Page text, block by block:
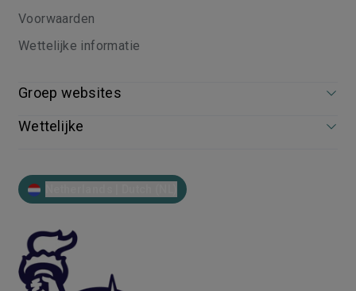
Voorwaarden
Wettelijke informatie
Groep websites
Wettelijke